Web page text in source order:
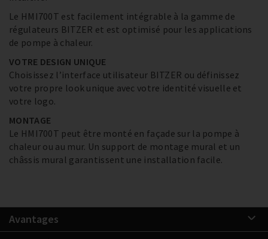
Le HMI700T est facilement intégrable à la gamme de
régulateurs BITZER et est optimisé pour les applications
de pompe à chaleur.
VOTRE DESIGN UNIQUE
Choisissez l’interface utilisateur BITZER ou définissez
votre propre look unique avec votre identité visuelle et
votre logo.
MONTAGE
Le HMI700T peut être monté en façade sur la pompe à
chaleur ou au mur. Un support de montage mural et un
châssis mural garantissent une installation facile.
Avantages